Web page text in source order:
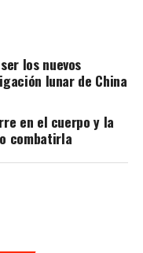
los nuevos
lunar de China
en el cuerpo y la
combatirla